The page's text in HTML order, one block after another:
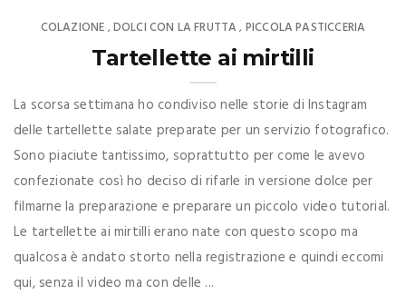
COLAZIONE ,DOLCI CON LA FRUTTA , PICCOLA PASTICCERIA
Tartellette ai mirtilli
La scorsa settimana ho condiviso nelle storie di Instagram
delle tartellette salate preparate per un servizio fotografico.
Sono piaciute tantissimo, soprattutto per come le avevo
confezionate così ho deciso di rifarle in versione dolce per
filmarne la preparazione e preparare un piccolo video tutorial.
Le tartellette ai mirtilli erano nate con questo scopo ma
qualcosa è andato storto nella registrazione e quindi eccomi
qui, senza il video ma con delle ...